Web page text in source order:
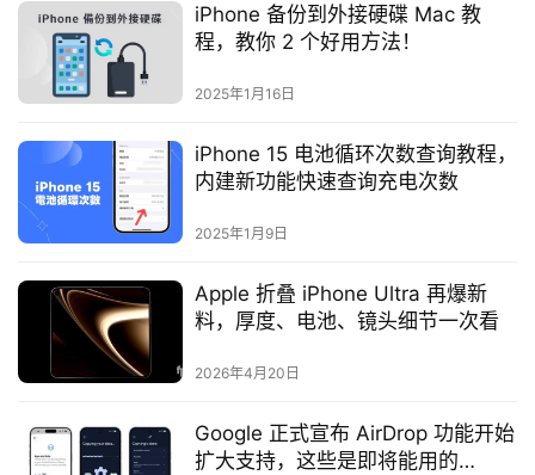
iPhone 备份到外接硬碟 Mac 教
程，教你 2 个好用方法！
2025年1月16日
iPhone 15 电池循环次数查询教程，
内建新功能快速查询充电次数
2025年1月9日
Apple 折叠 iPhone Ultra 再爆新
料，厚度、电池、镜头细节一次看
2026年4月20日
Google 正式宣布 AirDrop 功能开始
扩大支持，这些是即将能用的